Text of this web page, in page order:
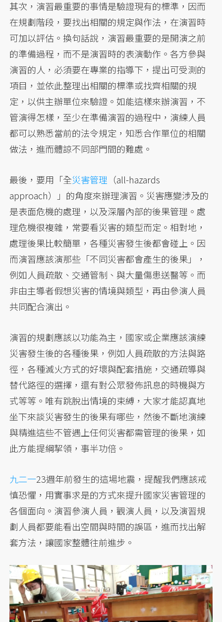
其次，演習最重要的事情是驗證現有的標準，因而
在規劃階段，要找出相關的規定與作法，在演習時
可加以評估。換句話說，演習最重要的是開演之前
的準備過程，而不是演習時的表演動作。各方參與
演習的人，必須要在專業的指導下，提出可受測的
項目，並依此整理出相關的標準或找齊相關的規
定，以供主辦單位來驗證。如能這樣來辦演習，不
管演得怎樣，至少在準備演習的過程中，演練人員
都可以熟悉當前的法令規定，知悉合作單位的相關
做法，進而體諒不同部門間的難處。
最後，要用「全災害管理 （all-hazards
approach）」的角度來辦理演習。災害應變涉及的
是表面危機的處理，以及深層內部的後果管理。處
理危機很複雜，常要看災害的類型而定。相對地，
處理後果比較簡單，各種災害發生後都會碰上。因
而演習應該演那些「不同災害都會產生的後果」，
例如人員疏散、交通管制、與大量傷患送醫等。而
非由主導者假想災害的情境與類型，再由參演人員
共同配合演出。
演習的規劃應該以功能為主，國家或企業應該演練
災害發生後的各種後果，例如人員疏散的方法與路
徑，各種滅火方式的好壞與配套措施，交通疏導與
替代路徑的選擇，還有對公眾發佈訊息的時機與方
式等等。唯有跳脫出情境的束縛，大家才能認真地
坐下來談災害發生的後果有哪些，然後不斷地演練
與精進這些不管遇上任何災害都需管理的後果，如
此方能提綱挈領，事半功倍。
九二一23週年前發生的這場地震，提醒我們應該戒
慎恐懼，用實事求是的方式來提升國家災害管理的
各個面向。演習參演人員，觀演人員，以及演習規
劃人員都要能看出空間與時間的誤區，進而找出解
套方法，讓國家整體往前進步。